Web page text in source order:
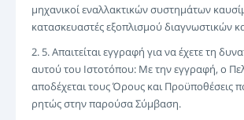
μηχανικοί εναλλακτικών συστημάτων
κατασκευαστές εξοπλισμού διαγνωστικών
2. 5. Απαιτείται εγγραφή για να έχετε τη
αυτού του Ιστοτόπου: Με την εγγραφή, ο
αποδέχεται τους Όρους και Προϋποθέσεις
ρητώς στην παρούσα Σύμβαση.